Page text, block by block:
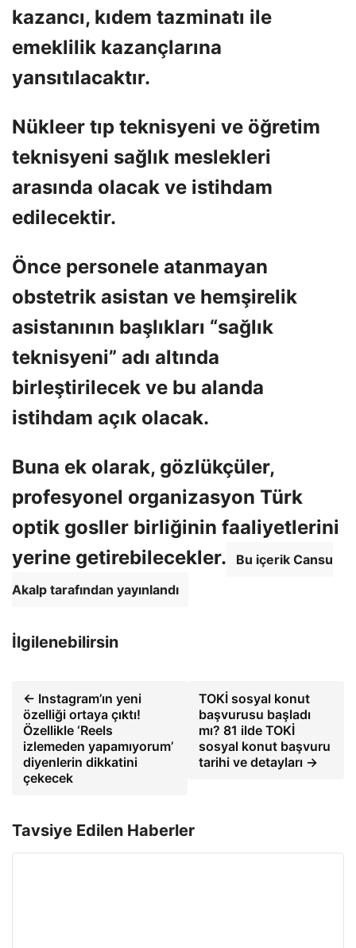
kazancı, kıdem tazminatı ile
emeklilik kazançlarına
yansıtılacaktır.
Nükleer tıp teknisyeni ve öğretim
teknisyeni sağlık meslekleri
arasında olacak ve istihdam
edilecektir.
Önce personele atanmayan
obstetrik asistan ve hemşirelik
asistanının başlıkları “sağlık
teknisyeni” adı altında
birleştirilecek ve bu alanda
istihdam açık olacak.
Buna ek olarak, gözlükçüler,
profesyonel organizasyon Türk
optik gosller birliğinin faaliyetlerini
yerine getirebilecekler.
Bu içerik Cansu
Akalp tarafından yayınlandı
İlgilenebilirsin
← Instagram’ın yeni
özelliği ortaya çıktı!
Özellikle ‘Reels
izlemeden yapamıyorum’
diyenlerin dikkatini
çekecek
TOKİ sosyal konut
başvurusu başladı
mı? 81 ilde TOKİ
sosyal konut başvuru
tarihi ve detayları →
Tavsiye Edilen Haberler